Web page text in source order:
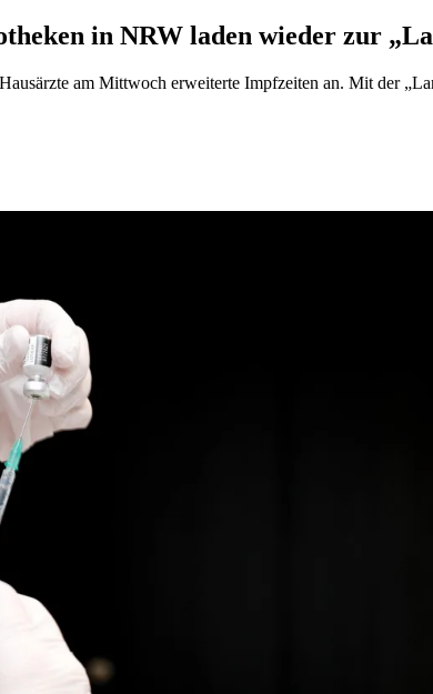
in NRW laden wieder zur
am Mittwoch erweiterte Impfzeiten an. Mit der